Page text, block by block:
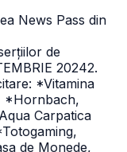
News Pass din
de
20242.
*Vitamina
*Hornbach,
Carpatica
de Monede,